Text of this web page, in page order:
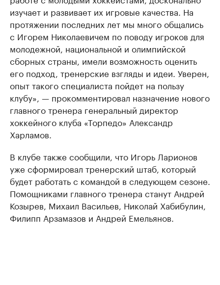
изучает и развивает их игровые качества. На
протяжении последних лет мы много общались
с Игорем Николаевичем по поводу игроков для
молодежной, национальной и олимпийской
сборных страны, имели возможность оценить
его подход, тренерские взгляды и идеи. Уверен,
опыт такого специалиста пойдет на пользу
клубу», — прокомментировал назначение нового
главного тренера генеральный директор
хоккейного клуба «Торпедо» Александр
Харламов.
В клубе также сообщили, что Игорь Ларионов
уже сформировал тренерский штаб, который
будет работать с командой в следующем сезоне.
Помощниками главного тренера станут Андрей
Козырев, Михаил Васильев, Николай Хабибулин,
Филипп Арзамазов и Андрей Емельянов.